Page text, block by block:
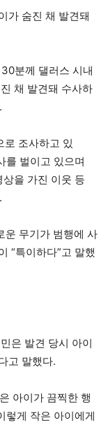
가 숨진 채 발견돼
분께 댈러스 시내
채 발견돼 수사하
로 조사하고 있
를 벌이고 있으며
을 가진 이웃 등
운 무기가 범행에 사
“특이하다”고 말했
은 발견 당시 아이
고 말했다.
아이가 끔찍한 행
렇게 작은 아이에게